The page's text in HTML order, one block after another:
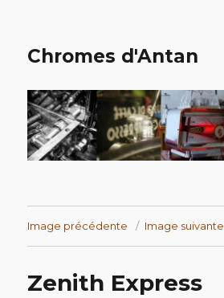
Chromes d'Antan
Image précédente Image suivante
Zenith Express